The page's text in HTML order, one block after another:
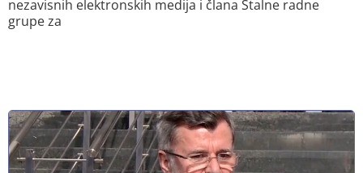
nezavisnih elektronskih medija i člana Stalne radne
grupe za